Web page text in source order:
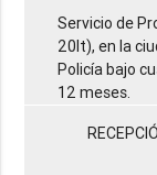
Servicio de
20lt), en la
Policía bajo
12 meses.